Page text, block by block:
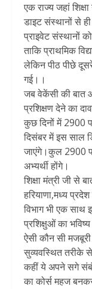
एक राज्य जहां
डाइट संस्थानों से ही
प्राइवेट संस्थानों
ताकि प्राथमिक
लेकिन पीठ पीछे
गई।।
जब वेकेंसी की बात
प्रशिक्षण देने का
कुछ दिनों में 2900
दिसंबर में इस साल
जाएंगे।कुल 2900
अभ्यर्थी होंगे।
शिक्षा मंत्री जी से
हरियाणा,मध्य
विभाग भी एक
प्रशिक्षुओं का
ऐसी कौन सी
सुव्यवस्थित तरीके
कहीं ये अपने सगे
का कोर्स महज